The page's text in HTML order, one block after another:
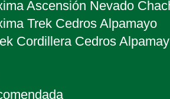
Ascensión Nevado
Trek Cedros Alpamayo
Cordillera Cedros